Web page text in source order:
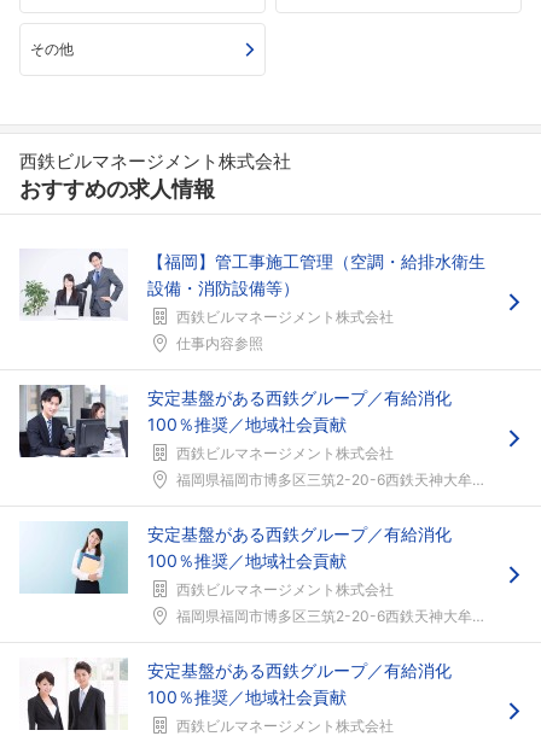
その他
西鉄ビルマネージメント株式会社
おすすめの求人情報
【福岡】管工事施工管理（空調・給排水衛生
設備・消防設備等）
西鉄ビルマネージメント株式会社
仕事内容参照
安定基盤がある西鉄グループ／有給消化
100％推奨／地域社会貢献
西鉄ビルマネージメント株式会社
福岡県福岡市博多区三筑2-20-6西鉄天神大牟田線...
安定基盤がある西鉄グループ／有給消化
100％推奨／地域社会貢献
西鉄ビルマネージメント株式会社
福岡県福岡市博多区三筑2-20-6西鉄天神大牟田線...
安定基盤がある西鉄グループ／有給消化
100％推奨／地域社会貢献
西鉄ビルマネージメント株式会社